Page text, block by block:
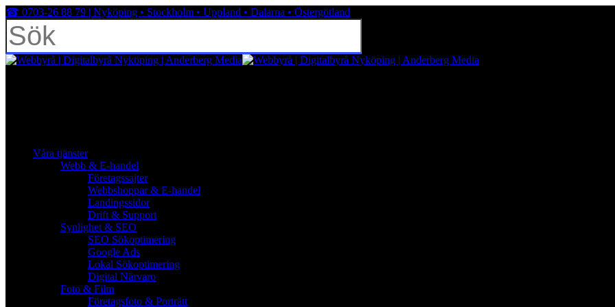
Skip
to
main
content
☎︎ 0703-26 88 79 | Nyköping • Stockholm • Uppland • Dalarna • Östergötland
Close
Våra tjänster
Webb & E-handel
Företagssajter
Webbshoppar & E-handel
Landingssidor
Drift & Support
Synlighet & SEO
SEO Sökoptimering
Google Ads
Lokal Sökoptimering
Digital Närvaro
Foto & Film
Företagsfoto & Porträtt